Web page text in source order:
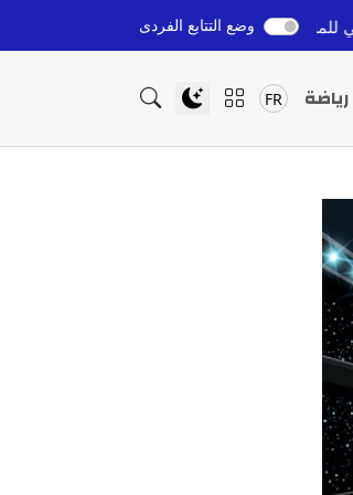
السادس بعيد العرش تعزز آفاق التعاون
وضع التتابع الفردى
رياضة FR